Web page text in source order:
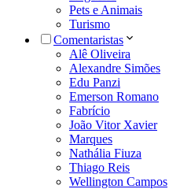
Pets e Animais
Turismo
Comentaristas
Alê Oliveira
Alexandre Simões
Edu Panzi
Emerson Romano
Fabrício
João Vitor Xavier
Marques
Nathália Fiuza
Thiago Reis
Wellington Campos